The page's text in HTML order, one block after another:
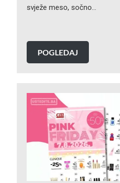
svježe meso, sočno…
POGLEDAJ